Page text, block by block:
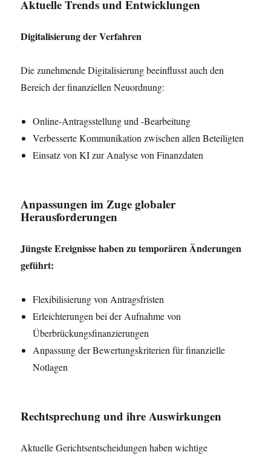
Aktuelle Trends und Entwicklungen
Digitalisierung der Verfahren
Die zunehmende Digitalisierung beeinflusst auch den
Bereich der finanziellen Neuordnung:
Online-Antragsstellung und -Bearbeitung
Verbesserte Kommunikation zwischen allen Beteiligten
Einsatz von KI zur Analyse von Finanzdaten
Anpassungen im Zuge globaler
Herausforderungen
Jüngste Ereignisse haben zu temporären Änderungen
geführt:
Flexibilisierung von Antragsfristen
Erleichterungen bei der Aufnahme von
Überbrückungsfinanzierungen
Anpassung der Bewertungskriterien für finanzielle
Notlagen
Rechtsprechung und ihre Auswirkungen
Aktuelle Gerichtsentscheidungen haben wichtige